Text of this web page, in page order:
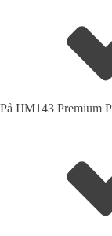
På IJM143 Premium